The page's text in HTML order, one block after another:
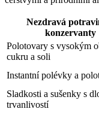
Nezdravá
konzervanty
Polotovary s vysokým
cukru a soli
Instantní polévky a
Sladkosti a sušenky s
trvanlivostí